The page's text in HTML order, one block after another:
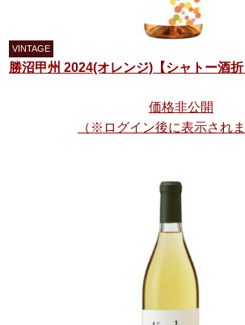
勝沼甲州 2024(オレンジ)【シャトー酒折
価格非公開
（※ログイン後に表示されま